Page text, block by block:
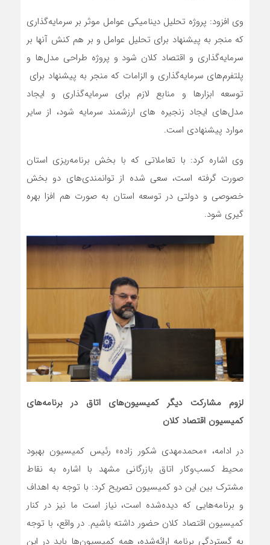
وی افزود: پروژه تحلیل دینامیکی عوامل موثر بر سرمایه‌گذاری
که منجر به پیشنهاد برای تحلیل عوامل و بر هم کنش آنها بر
سرمایه‌گذاری و اقتصاد کلان شود و پروژه طراحی مدل‌ها و
پلتفرم‌های سرمایه‌گذاری و الزامات که منجر به پیشنهاد برای
توسعه ابزارها و منابع لازم برای سرمایه‌گذاری و ایجاد
مدل‌های ایجاد زنجیره های ارزشمند سرمایه شود، از سایر
موارد پیشنهادی است.
وی اشاره کرد: با تعاملاتی که با بخش برنامه‌ریزی استان
صورت گرفته است، سعی شده از توانمندی‌های دو بخش
خصوصی و دولتی در توسعه استان به صورت هم افزا بهره
گیری شود.
لزوم مشارکت دیگر کمیسیون‌های اتاق در برنامه‌های
کمیسیون اقتصاد کلان
در ادامه، «محمدمهدی شکور زاده» رئیس کمیسیون بهبود
محیط کسب‌وکار اتاق بازرگانی مشهد با اشاره به نقاط
مشترک بین این دو کمیسیون تصریح کرد: با توجه به اهداف
و برنامه‌هایی که دیده‌شده است، نیاز است ما نیز در کنار
کمیسیون اقتصاد کلان حضور داشته باشیم. در واقع، با توجه
به گستردگی برنامه ارائه‌شده، همه کمیسیون‌ها باید در این